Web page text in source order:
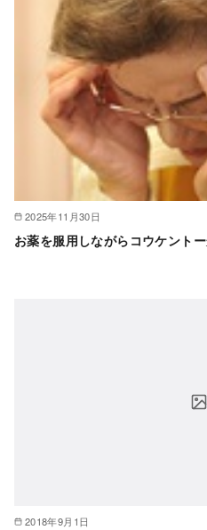
2025年11月30日
お薬を服用しながらコウケント
2018年9月1日